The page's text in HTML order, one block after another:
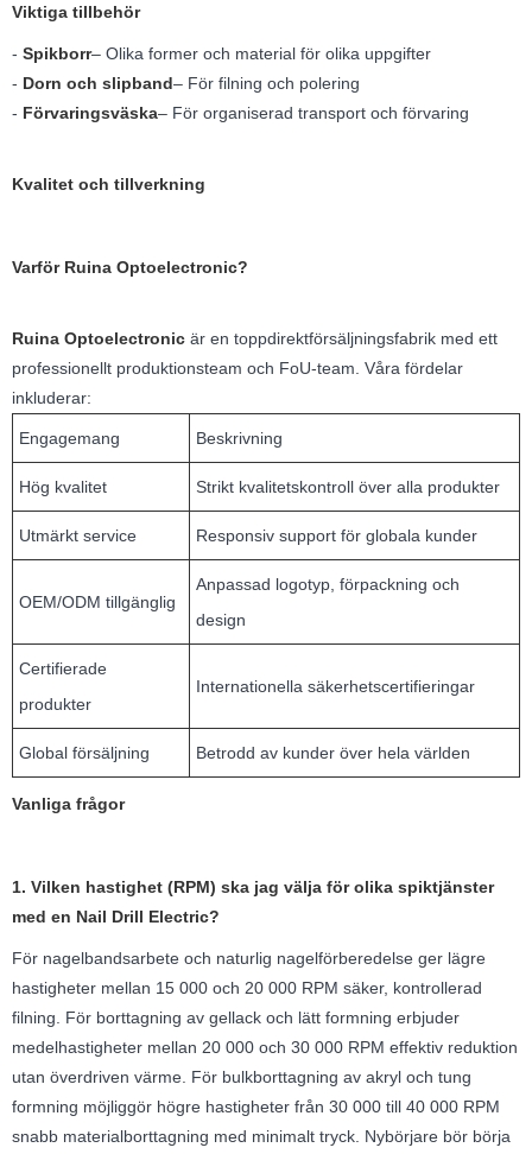
Viktiga tillbehör
- Spikborr– Olika former och material för olika uppgifter
- Dorn och slipband– För filning och polering
- Förvaringsväska– För organiserad transport och förvaring
Kvalitet och tillverkning
Varför Ruina Optoelectronic?
Ruina Optoelectronic är en toppdirektförsäljningsfabrik med ett
professionellt produktionsteam och FoU-team. Våra fördelar
inkluderar:
Engagemang Beskrivning
Hög kvalitet Strikt kvalitetskontroll över alla produkter
Utmärkt service Responsiv support för globala kunder
OEM/ODM tillgänglig
Anpassad logotyp, förpackning och
design
Certifierade
produkter
Internationella säkerhetscertifieringar
Global försäljning Betrodd av kunder över hela världen
Vanliga frågor
1. Vilken hastighet (RPM) ska jag välja för olika spiktjänster
med en Nail Drill Electric?
För nagelbandsarbete och naturlig nagelförberedelse ger lägre
hastigheter mellan 15 000 och 20 000 RPM säker, kontrollerad
filning. För borttagning av gellack och lätt formning erbjuder
medelhastigheter mellan 20 000 och 30 000 RPM effektiv reduktion
utan överdriven värme. För bulkborttagning av akryl och tung
formning möjliggör högre hastigheter från 30 000 till 40 000 RPM
snabb materialborttagning med minimalt tryck. Nybörjare bör börja